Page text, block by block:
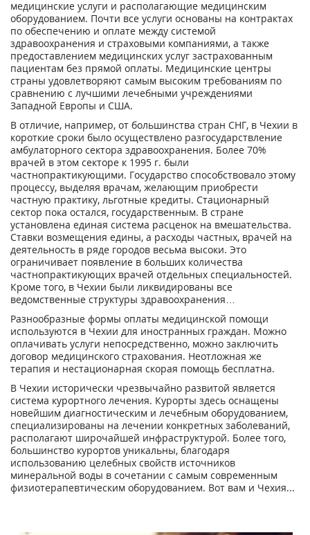
медицинские услуги и располагающие медицинским
оборудованием. Почти все услуги основаны на контрактах
по обеспечению и оплате между системой
здравоохранения и страховыми компаниями, а также
предоставлением медицинских услуг застрахованным
пациентам без прямой оплаты. Медицинские центры
страны удовлетворяют самым высоким требованиям по
сравнению с лучшими лечебными учреждениями
Западной Европы и США.
В отличие, например, от большинства стран СНГ, в Чехии в
короткие сроки было осуществлено разгосударствление
амбулаторного сектора здравоохранения. Более 70%
врачей в этом секторе к 1995 г. были
частнопрактикующими. Государство способствовало этому
процессу, выделяя врачам, желающим приобрести
частную практику, льготные кредиты. Стационарный
сектор пока остался, государственным. В стране
установлена единая система расценок на вмешательства.
Ставки возмещения едины, а расходы частных, врачей на
деятельность в ряде городов весьма высоки. Это
ограничивает появление в больших количества
частнопрактикующих врачей отдельных специальностей.
Кроме того, в Чехии были ликвидированы все
ведомственные структуры здравоохранения…
Разнообразные формы оплаты медицинской помощи
используются в Чехии для иностранных граждан. Можно
оплачивать услуги непосредственно, можно заключить
договор медицинского страхования. Неотложная же
терапия и нестационарная скорая помощь бесплатна.
В Чехии исторически чрезвычайно развитой является
система курортного лечения. Курорты здесь оснащены
новейшим диагностическим и лечебным оборудованием,
специализированы на лечении конкретных заболеваний,
располагают широчайшей инфраструктурой. Более того,
большинство курортов уникальны, благодаря
использованию целебных свойств источников
минеральной воды в сочетании с самым современным
физиотерапевтическим оборудованием. Вот вам и Чехия...